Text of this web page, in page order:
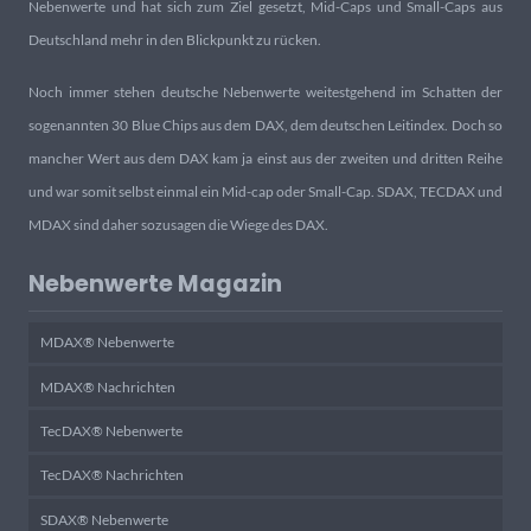
Nebenwerte und hat sich zum Ziel gesetzt, Mid-Caps und Small-Caps aus
Deutschland mehr in den Blickpunkt zu rücken.
Noch immer stehen deutsche Nebenwerte weitestgehend im Schatten der
sogenannten 30 Blue Chips aus dem DAX, dem deutschen Leitindex. Doch so
mancher Wert aus dem DAX kam ja einst aus der zweiten und dritten Reihe
und war somit selbst einmal ein Mid-cap oder Small-Cap. SDAX, TECDAX und
MDAX sind daher sozusagen die Wiege des DAX.
Nebenwerte Magazin
MDAX® Nebenwerte
MDAX® Nachrichten
TecDAX® Nebenwerte
TecDAX® Nachrichten
SDAX® Nebenwerte